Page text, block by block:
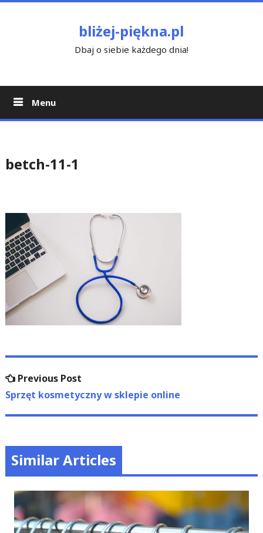
bliżej-piękna.pl
Dbaj o siebie każdego dnia!
Menu
betch-11-1
Nawigacja
wpisu
Previous PostPrevious
post:
Sprzęt kosmetyczny w sklepie online
Similar Articles